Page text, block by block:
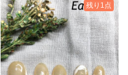
残り1点